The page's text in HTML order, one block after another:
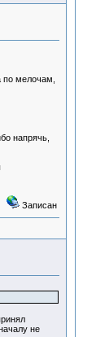
мелочам,
напрячь,
Записан
не